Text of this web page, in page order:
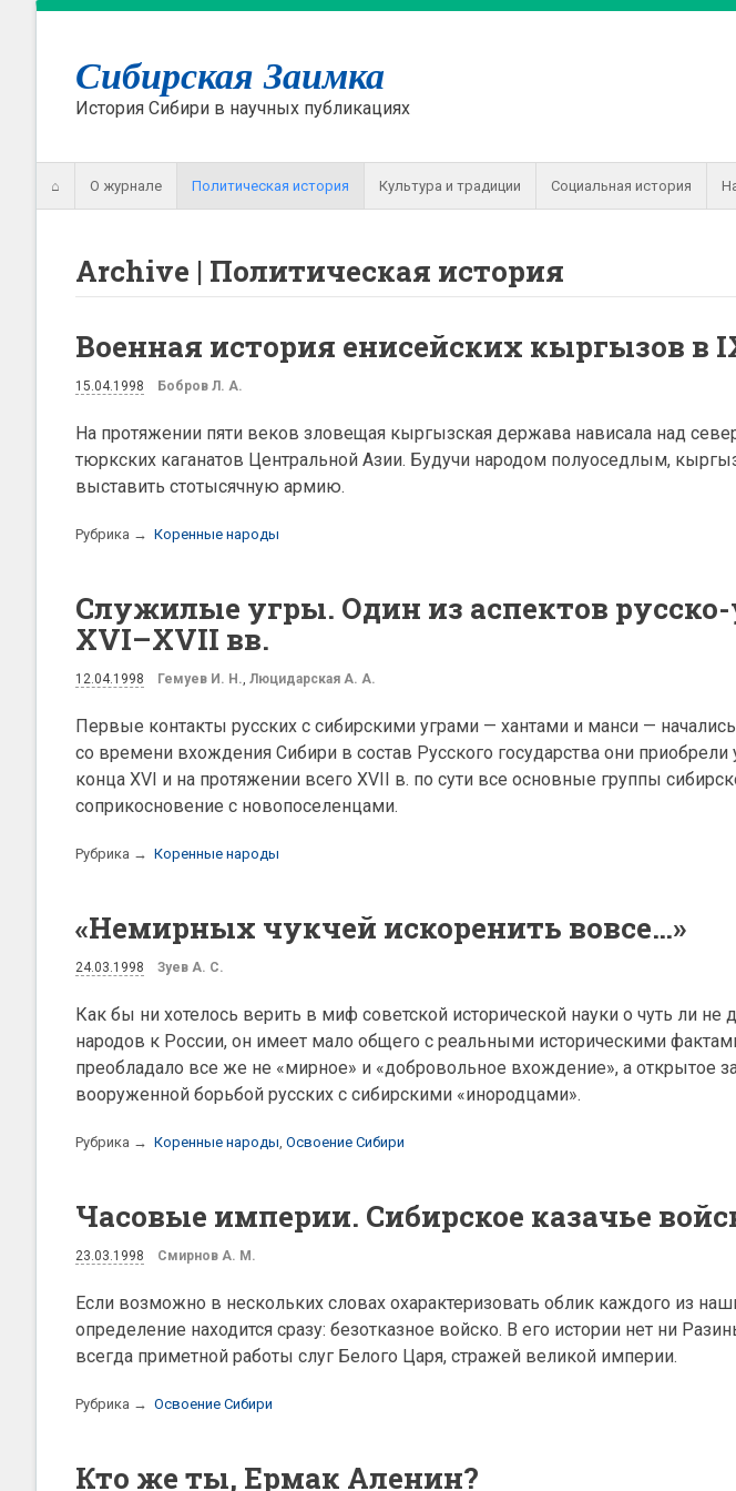
Сибирская Заимка
История Сибири в научных публикациях
⌂ О журнале Политическая история Культура и традиции Социальная история
Archive | Политическая история
Военная история енисейских кыргызов в
15.04.1998 Бобров Л. А.
На протяжении пяти веков зловещая кыргызская держава нависала над
тюркских каганатов Центральной Азии. Будучи народом полуоседлым,
выставить стотысячную армию.
Рубрика → Коренные народы
Служилые угры. Один из аспектов
XVI–XVII вв.
12.04.1998 Гемуев И. Н., Люцидарская А. А.
Первые контакты русских с сибирскими уграми — хантами и манси —
со времени вхождения Сибири в состав Русского государства они
конца XVI и на протяжении всего XVII в. по сути все основные группы
соприкосновение с новопоселенцами.
Рубрика → Коренные народы
«Немирных чукчей искоренить вовсе…»
24.03.1998 Зуев А. С.
Как бы ни хотелось верить в миф советской исторической науки о чуть ли
народов к России, он имеет мало общего с реальными историческими
преобладало все же не «мирное» и «добровольное вхождение», а открытое
вооруженной борьбой русских с сибирскими «инородцами».
Рубрика → Коренные народы, Освоение Сибири
Часовые империи. Сибирское казачье
23.03.1998 Смирнов А. М.
Если возможно в нескольких словах охарактеризовать облик каждого из
определение находится сразу: безотказное войско. В его истории нет ни
всегда приметной работы слуг Белого Царя, стражей великой империи.
Рубрика → Освоение Сибири
Кто же ты, Ермак Аленин?